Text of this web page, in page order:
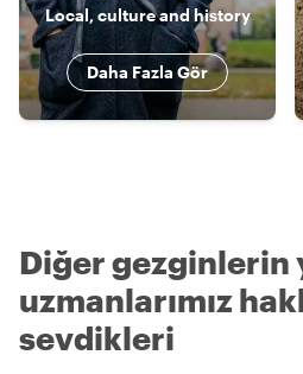
Local, culture and history
Daha Fazla Gör
Diğer gezginlerin
uzmanlarımız
sevdikleri